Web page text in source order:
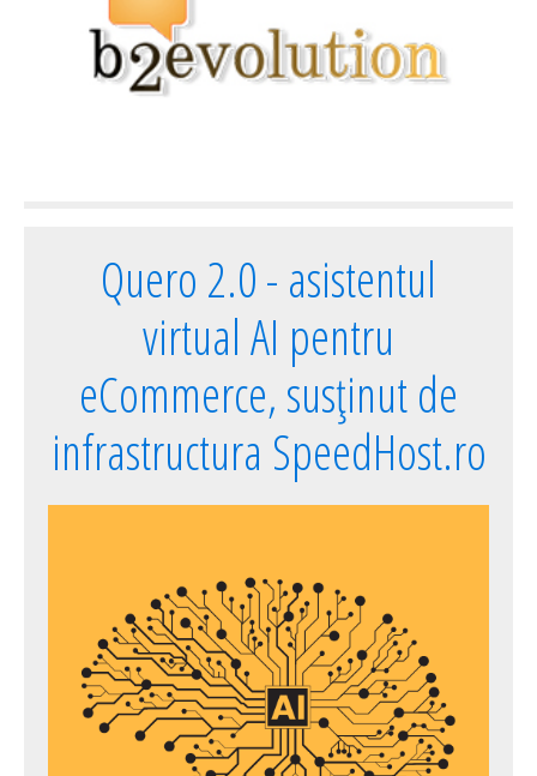
Quero 2.0 - asistentul
virtual AI pentru
eCommerce, susținut de
infrastructura SpeedHost.ro